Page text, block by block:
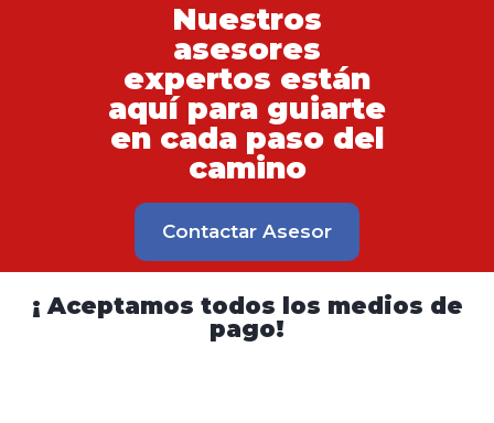
Nuestros
asesores
expertos están
aquí para guiarte
en cada paso del
camino
Contactar Asesor
¡ Aceptamos todos los medios de
pago!